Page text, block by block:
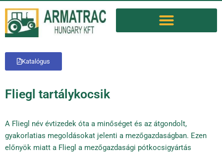
Katalógus
Fliegl tartálykocsik
A Fliegl név évtizedek óta a minőséget és az átgondolt,
gyakorlatias megoldásokat jelenti a mezőgazdaságban. Ezen
előnyök miatt a Fliegl a mezőgazdasági pótkocsigyártás